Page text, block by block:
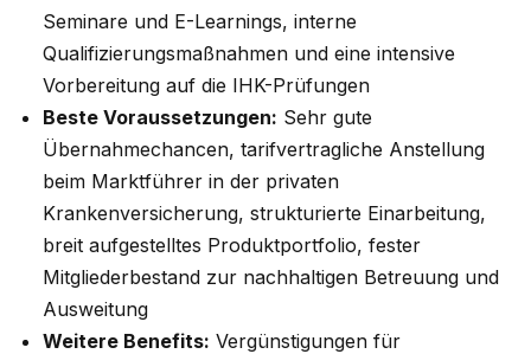
Seminare und E-Learnings, interne
Qualifizierungsmaßnahmen und eine intensive
Vorbereitung auf die IHK-Prüfungen
Beste Voraussetzungen: Sehr gute
Übernahmechancen, tarifvertragliche Anstellung
beim Marktführer in der privaten
Krankenversicherung, strukturierte Einarbeitung,
breit aufgestelltes Produktportfolio, fester
Mitgliederbestand zur nachhaltigen Betreuung und
Ausweitung
Weitere Benefits: Vergünstigungen für